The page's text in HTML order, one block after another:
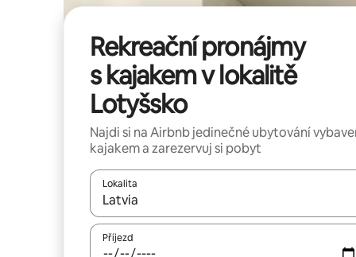
Rekreační pronájmy
s kajakem v lokalitě
Lotyšsko
Najdi si na Airbnb jedinečné ubytování
kajakem a zarezervuj si pobyt
Lokalita
Až budou výsledky k dispozici, můžeš si je
Příjezd